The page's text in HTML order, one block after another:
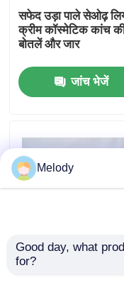
कारखाने का दौरा
गुणवत्ता नियंत्रण
हमसे संपर्क करें
खाली कांच की बोतलें
सफेद उड़ा पाले सेओढ़
क्रीम कॉस्मेटिक कांच
बोतलें और जार
जांच भेजें
अनुकूलित सफेद फ्लिंट
Melody
Good day, what
for?